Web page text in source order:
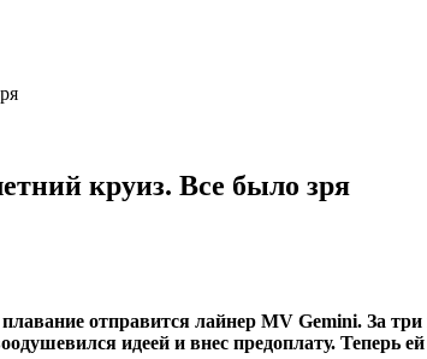
круиз. Все было зря
отправится лайнер MV Gemini. За
идеей и внес предоплату. Теперь